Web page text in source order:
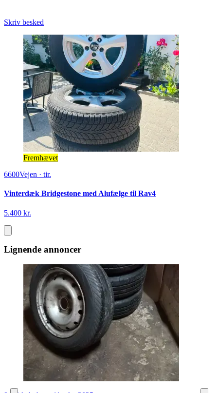
Skriv besked
Fremhævet
6600Vejen · tir.
Vinterdæk Bridgestone med Alufælge til Rav4
5.400 kr.
Lignende annoncer